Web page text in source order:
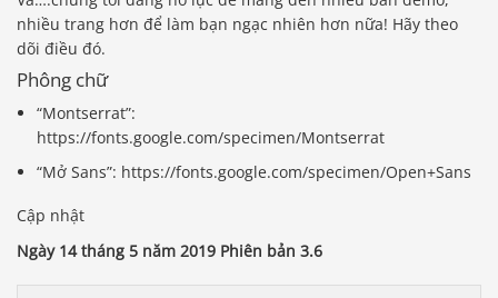
nhiều trang hơn để làm bạn ngạc nhiên hơn nữa! Hãy theo
dõi điều đó.
Phông chữ
“Montserrat”:
https://fonts.google.com/specimen/Montserrat
“Mở Sans”: https://fonts.google.com/specimen/Open+Sans
Cập nhật
Ngày 14 tháng 5 năm 2019 Phiên bản 3.6